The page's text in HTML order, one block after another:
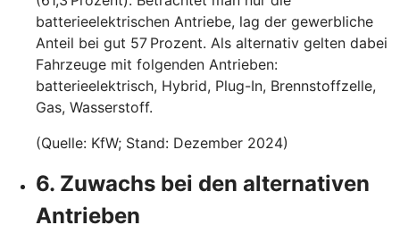
batterieelektrischen Antriebe, lag der gewerbliche
Anteil bei gut 57 Prozent. Als alternativ gelten dabei
Fahrzeuge mit folgenden Antrieben:
batterieelektrisch, Hybrid, Plug-In, Brennstoffzelle,
Gas, Wasserstoff.
(Quelle: KfW; Stand: Dezember 2024)
6. Zuwachs bei den alternativen
Antrieben